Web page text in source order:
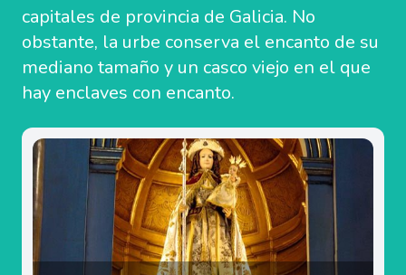
capitales de provincia de Galicia. No
obstante, la urbe conserva el encanto de su
mediano tamaño y un casco viejo en el que
hay enclaves con encanto.